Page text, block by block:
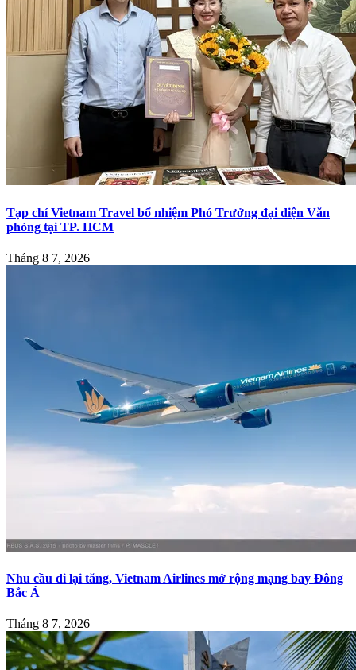
Tạp chí Vietnam Travel bổ nhiệm Phó Trưởng đại diện Văn
phòng tại TP. HCM
Tháng 8 7, 2026
Nhu cầu đi lại tăng, Vietnam Airlines mở rộng mạng bay Đông
Bắc Á
Tháng 8 7, 2026